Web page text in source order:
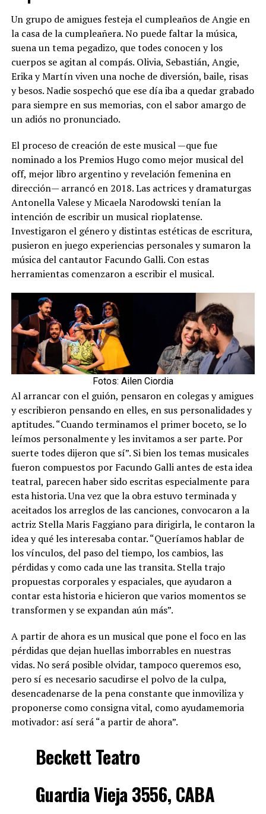
Un grupo de amigues festeja el cumpleaños de Angie en
la casa de la cumpleañera. No puede faltar la música,
suena un tema pegadizo, que todes conocen y los
cuerpos se agitan al compás. Olivia, Sebastián, Angie,
Erika y Martín viven una noche de diversión, baile, risas
y besos. Nadie sospechó que ese día iba a quedar grabado
para siempre en sus memorias, con el sabor amargo de
un adiós no pronunciado.
El proceso de creación de este musical —que fue
nominado a los Premios Hugo como mejor musical del
off, mejor libro argentino y revelación femenina en
dirección— arrancó en 2018. Las actrices y dramaturgas
Antonella Valese y Micaela Narodowski tenían la
intención de escribir un musical rioplatense.
Investigaron el género y distintas estéticas de escritura,
pusieron en juego experiencias personales y sumaron la
música del cantautor Facundo Galli. Con estas
herramientas comenzaron a escribir el musical.
Fotos: Ailen Ciordia
Al arrancar con el guión, pensaron en colegas y amigues
y escribieron pensando en elles, en sus personalidades y
aptitudes. “Cuando terminamos el primer boceto, se lo
leímos personalmente y les invitamos a ser parte. Por
suerte todes dijeron que sí”. Si bien los temas musicales
fueron compuestos por Facundo Galli antes de esta idea
teatral, parecen haber sido escritas especialmente para
esta historia. Una vez que la obra estuvo terminada y
aceitados los arreglos de las canciones, convocaron a la
actriz Stella Maris Faggiano para dirigirla, le contaron la
idea y qué les interesaba contar. “Queríamos hablar de
los vínculos, del paso del tiempo, los cambios, las
pérdidas y como cada une las transita. Stella trajo
propuestas corporales y espaciales, que ayudaron a
contar esta historia e hicieron que varios momentos se
transformen y se expandan aún más”.
A partir de ahora es un musical que pone el foco en las
pérdidas que dejan huellas imborrables en nuestras
vidas. No será posible olvidar, tampoco queremos eso,
pero sí es necesario sacudirse el polvo de la culpa,
desencadenarse de la pena constante que inmoviliza y
proponerse como consigna vital, como ayudamemoria
motivador: así será “a partir de ahora”.
Beckett Teatro
Guardia Vieja 3556, CABA